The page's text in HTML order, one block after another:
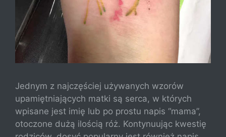
Jednym z najczęściej używanych wzorów
upamiętniających matki są serca, w których
wpisane jest imię lub po prostu napis “mama”,
otoczone dużą ilością róż. Kontynuując kwestię